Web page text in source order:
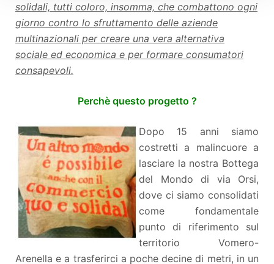
solidali, tutti coloro, insomma, che combattono ogni
giorno contro lo sfruttamento delle aziende
multinazionali per creare una vera alternativa
sociale ed economica e per formare consumatori
consapevoli.
Perchè questo progetto ?
Dopo 15 anni siamo
costretti a malincuore a
lasciare la nostra Bottega
del Mondo di via Orsi,
dove ci siamo consolidati
come fondamentale
punto di riferimento sul
territorio Vomero-
Arenella e a trasferirci a poche decine di metri, in un